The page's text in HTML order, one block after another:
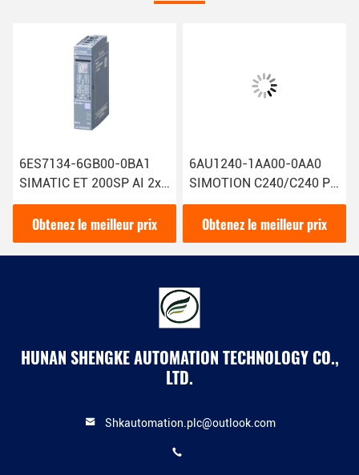
6ES7134-6GB00-0BA1
SIMATIC ET 200SP AI 2xI
2/4 Fil Module d'entrée
analogique Siemens avec
1
Obtenez le meilleur prix
6AU1240-1AA00-0AA0
SIMOTION C240/C240 PN
Contrôleur de mouvement
Siemens Technologie de
pointe
Obtenez le meilleur prix
HUNAN SHENGKE AUTOMATION TECHNOLOGY CO.,
LTD.
Shkautomation.plc@outlook.com